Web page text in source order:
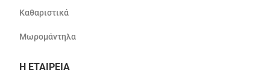
Καθαριστικά
Μωρομάντηλα
Η ΕΤΑΙΡΕΙΑ